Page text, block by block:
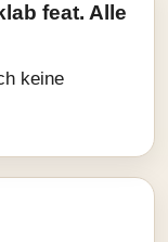
feat. Alle
keine